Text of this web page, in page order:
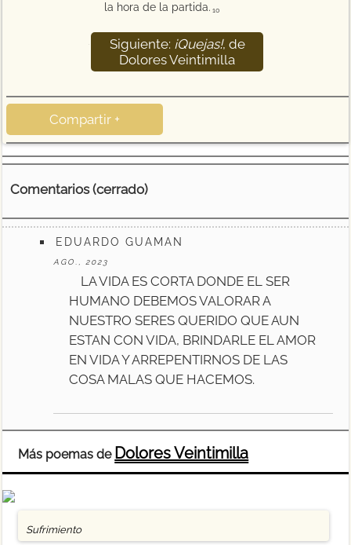
la hora de la partida. 10
Siguiente: ¡Quejas!, de
Dolores Veintimilla
Compartir +
Comentarios (cerrado)
EDUARDO GUAMAN
AGO., 2023
LA VIDA ES CORTA DONDE EL SER
HUMANO DEBEMOS VALORAR A
NUESTRO SERES QUERIDO QUE AUN
ESTAN CON VIDA, BRINDARLE EL AMOR
EN VIDA Y ARREPENTIRNOS DE LAS
COSA MALAS QUE HACEMOS.
Más poemas de Dolores Veintimilla
Sufrimiento